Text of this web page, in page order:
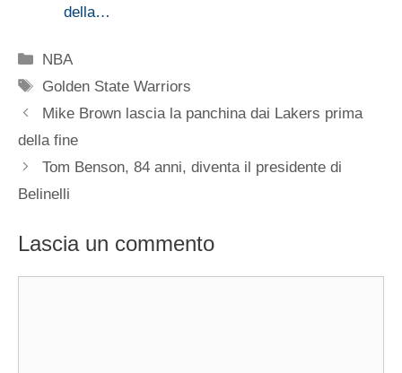
della…
Categorie
NBA
Tag
Golden State Warriors
Mike Brown lascia la panchina dai Lakers prima
della fine
Tom Benson, 84 anni, diventa il presidente di
Belinelli
Lascia un commento